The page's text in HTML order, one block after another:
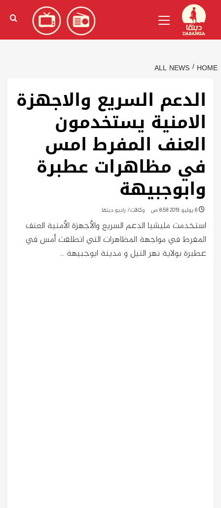
content
الإنجليزية)
Menu
HOME
ALL NEWS
الدعم السريع والاجهزة
الامنية يستخدمون
العنف المفرط امس
في مظاهرات عطبرة
وابوجبيهة
وكالات/ راديو دبنقا
استخدمت مليشيا الدعم السريع والأجهزة الأمنية العنف
المفرط في مواجهة المظاهرات التي انطلقت أمس في
عطبرة بولاية نهر النيل و مدينة ابوجبيهة …